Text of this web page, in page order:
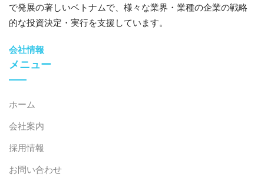
で発展の著しいベトナムで、様々な業界・業種の企業の戦略
的な投資決定・実行を支援しています。
会社情報
メニュー
ホーム
会社案内
採用情報
お問い合わせ